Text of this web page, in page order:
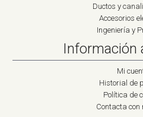
Ductos y
Accesorios
Ingeniería y
Información
Mi
Historial de
Política de
Contacta con